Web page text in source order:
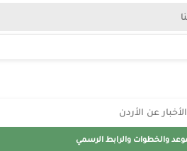
الأخبار عن الأردن